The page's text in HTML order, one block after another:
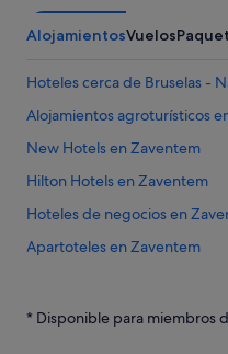
AlojamientosVuelos
Hoteles cerca de Bruselas -
Alojamientos agroturísticos
New Hotels en Zaventem
Hilton Hotels en Zaventem
Hoteles de negocios en
Apartoteles en Zaventem
Hoteles cerca de Estación
* Disponible para miembros